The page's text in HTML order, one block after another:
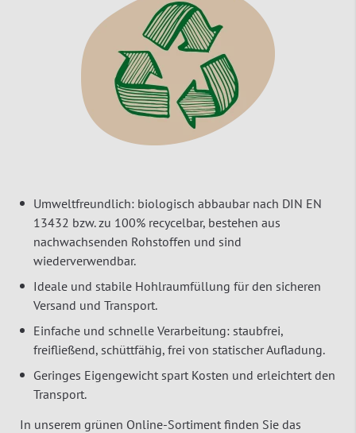
Umweltfreundlich: biologisch abbaubar nach DIN EN
13432 bzw. zu 100% recycelbar, bestehen aus
nachwachsenden Rohstoffen und sind
wiederverwendbar.
Ideale und stabile Hohlraumfüllung für den sicheren
Versand und Transport.
Einfache und schnelle Verarbeitung: staubfrei,
freifließend, schüttfähig, frei von statischer Aufladung.
Geringes Eigengewicht spart Kosten und erleichtert den
Transport.
In unserem grünen Online-Sortiment finden Sie das